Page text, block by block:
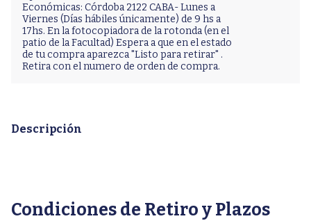
Económicas: Córdoba 2122 CABA- Lunes a
Viernes (Días hábiles únicamente) de 9 hs a
17hs. En la fotocopiadora de la rotonda (en el
patio de la Facultad) Espera a que en el estado
de tu compra aparezca "Listo para retirar" .
Retira con el numero de orden de compra.
Descripción
Condiciones de Retiro y Plazos